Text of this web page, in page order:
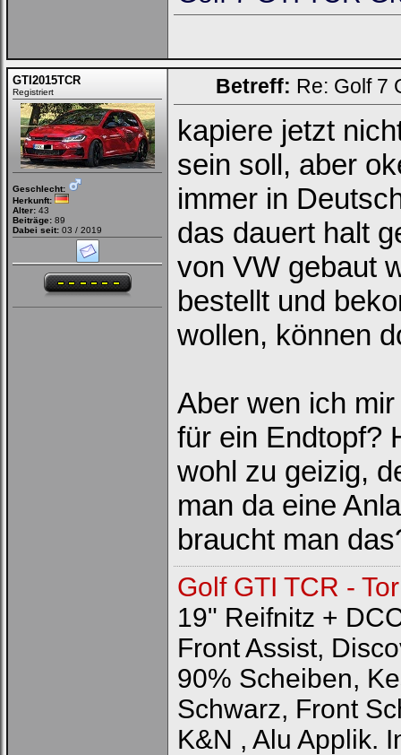
GTI2015TCR
Registriert
Geschlecht:
Herkunft:
Alter: 43
Beiträge: 89
Dabei seit: 03 / 2019
Betreff: Re: Golf
kapiere jetzt
sein soll, aber
immer in
das dauert halt
von VW gebaut
bestellt und
wollen, können
Aber wen ich
für ein Endtopf?
wohl zu geizig,
man da eine
braucht man
Golf GTI TCR -
19" Reifnitz +
Front Assist,
90% Scheiben,
Schwarz, Front
K&N , Alu Applik.